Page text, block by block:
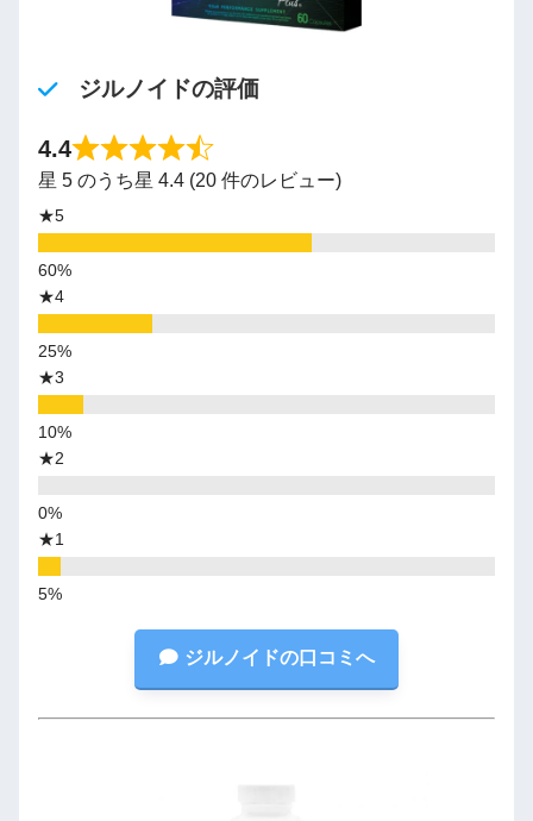
ジルノイドの評価
4.4
星 5 のうち星 4.4 (20 件のレビュー)
★5
★4
★3
★2
★1
ジルノイドの口コミへ